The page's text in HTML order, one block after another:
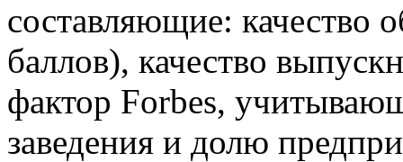
составляющие: качество
баллов), качество
фактор Forbes,
заведения и долю